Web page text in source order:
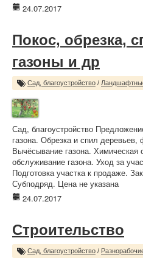
24.07.2017
Покос, обрезка,
газоны и др
Сад, благоустройство /
Сад, благоустройство
газона. Обрезка и спил
Вычёсывание газона. Химическая
обслуживание газона. Уход за
Подготовка участка к продаже.
Субподряд. Цена не указана
24.07.2017
Строительство
Сад, благоустройство /